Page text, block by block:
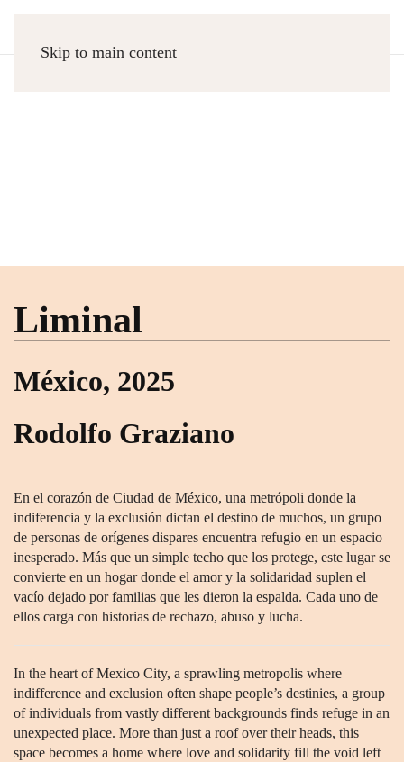
Skip to main content
Liminal
México, 2025
Rodolfo Graziano
En el corazón de Ciudad de México, una metrópoli donde la
indiferencia y la exclusión dictan el destino de muchos, un grupo
de personas de orígenes dispares encuentra refugio en un espacio
inesperado. Más que un simple techo que los protege, este lugar se
convierte en un hogar donde el amor y la solidaridad suplen el
vacío dejado por familias que les dieron la espalda. Cada uno de
ellos carga con historias de rechazo, abuso y lucha.
In the heart of Mexico City, a sprawling metropolis where
indifference and exclusion often shape people’s destinies, a group
of individuals from vastly different backgrounds finds refuge in an
unexpected place. More than just a roof over their heads, this
space becomes a home where love and solidarity fill the void left